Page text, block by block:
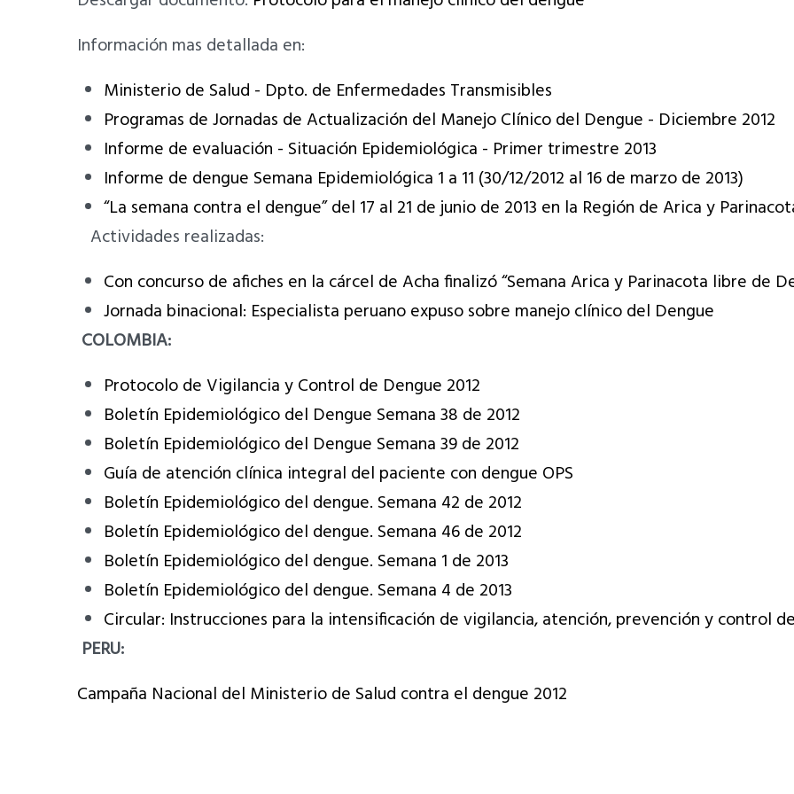
Información mas detallada en:
Ministerio de Salud - Dpto. de Enfermedades Transmisibles
Programas de Jornadas de Actualización del Manejo Clínico del Dengue - Diciembre 2012
Informe de evaluación - Situación Epidemiológica - Primer trimestre 2013
Informe de dengue Semana Epidemiológica 1 a 11 (30/12/2012 al 16 de marzo de 2013)
“La semana contra el dengue” del 17 al 21 de junio de 2013 en la Región de Arica y
Actividades realizadas:
Con concurso de afiches en la cárcel de Acha finalizó “Semana Arica y Parinacota libre de
Jornada binacional: Especialista peruano expuso sobre manejo clínico del Dengue
COLOMBIA:
Protocolo de Vigilancia y Control de Dengue 2012
Boletín Epidemiológico del Dengue Semana 38 de 2012
Boletín Epidemiológico del Dengue Semana 39 de 2012
Guía de atención clínica integral del paciente con dengue OPS
Boletín Epidemiológico del dengue. Semana 42 de 2012
Boletín Epidemiológico del dengue. Semana 46 de 2012
Boletín Epidemiológico del dengue. Semana 1 de 2013
Boletín Epidemiológico del dengue. Semana 4 de 2013
Circular: Instrucciones para la intensificación de vigilancia, atención, prevención y control
PERU:
Campaña Nacional del Ministerio de Salud contra el dengue 2012